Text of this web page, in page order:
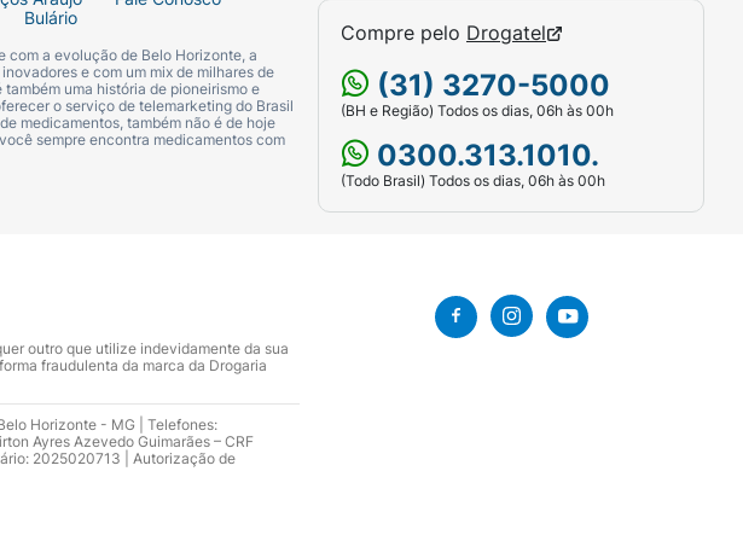
, protegido da luz e da umidade, sempre em sua
de crianças.
médica, por isso, caso você realize a compra através dos
nossos farmacêuticos.
nossa equipe farmacêutica está à disposição para te ajudar
Bulário
com a evolução de Belo Horizonte, a
e com um mix de milhares de
uma história de pioneirismo e
o serviço de telemarketing do Brasil
medicamentos, também não é de hoje
sempre encontra medicamentos com
Compre pelo Drogatel
(31) 3270-5000
(BH e Região) Todos os dias, 06h às 00h
0300.313.1010.
(Todo Brasil) Todos os dias, 06h às 00h
outro que utilize indevidamente da sua
fraudulenta da marca da Drogaria
Horizonte - MG | Telefones:
Ayres Azevedo Guimarães – CRF
2025020713 | Autorização de